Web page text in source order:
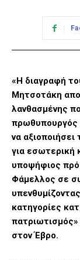
«Η διαγραφή
Μητσοτάκη
λανθασμένης
πρωθυπουργός
να
για εσωτερική
υποψήφιος
Φάμελλος σε
κατηγορίες
στον Έβρο.